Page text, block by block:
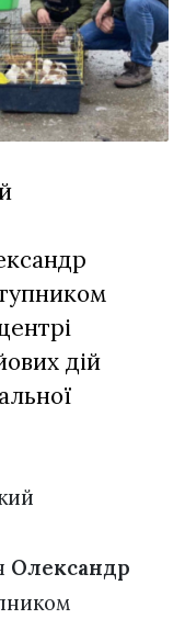
дій
Олександр